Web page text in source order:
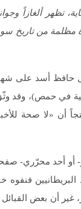
تظهر ألغازاً
من تاريخ
التي كانت تصدر في اللاذقية
أحد محرّري- صفحة
فنفوه
غير أن بعض